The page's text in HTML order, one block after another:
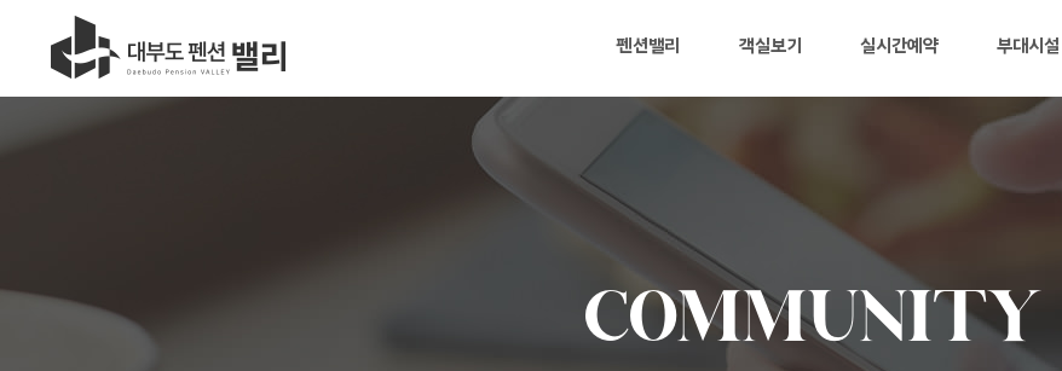
펜션밸리 객실보기 실시간예약 부대시설
COMMUNITY